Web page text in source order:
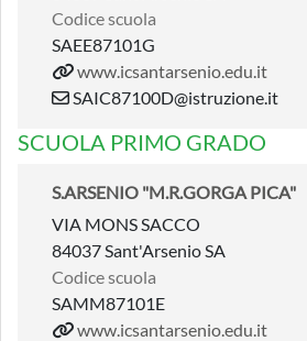
Codice scuola
SAEE87101G
www.icsantarsenio.edu.it
SAIC87100D@istruzione.it
SCUOLA PRIMO GRADO
S.ARSENIO "M.R.GORGA PICA"
VIA MONS SACCO
84037 Sant'Arsenio SA
Codice scuola
SAMM87101E
www.icsantarsenio.edu.it